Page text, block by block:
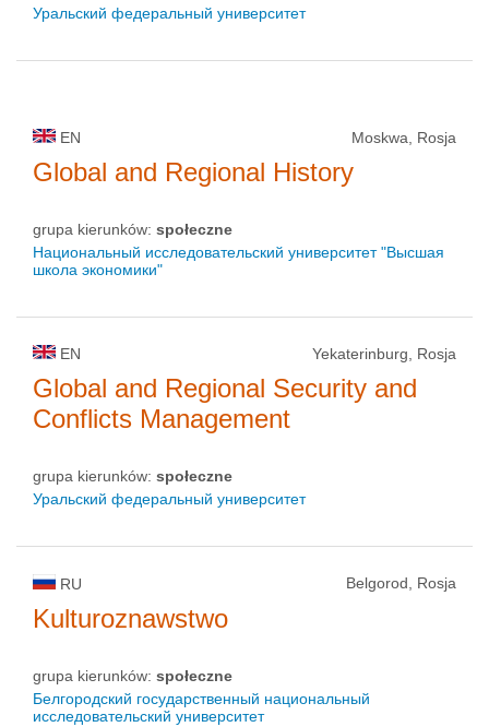
Уральский федеральный университет
EN Moskwa, Rosja
Global and Regional History
grupa kierunków: społeczne
Национальный исследовательский университет "Высшая
школа экономики"
EN Yekaterinburg, Rosja
Global and Regional Security and
Conflicts Management
grupa kierunków: społeczne
Уральский федеральный университет
RU Belgorod, Rosja
Kulturoznawstwo
grupa kierunków: społeczne
Белгородский государственный национальный
исследовательский университет